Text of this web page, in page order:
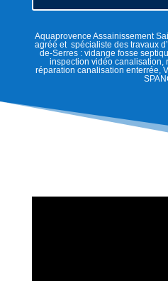
Aquaprovence Assainissement
agréé et spécialiste des travaux
de-Serres : vidange fosse
inspection vidéo canalisation,
réparation canalisation enterrée,